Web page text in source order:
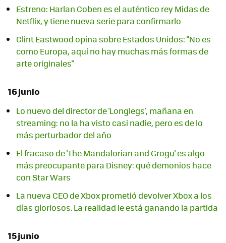
Estreno: Harlan Coben es el auténtico rey Midas de
Netflix, y tiene nueva serie para confirmarlo
Clint Eastwood opina sobre Estados Unidos: "No es
como Europa, aquí no hay muchas más formas de
arte originales"
16 junio
Lo nuevo del director de 'Longlegs', mañana en
streaming: no la ha visto casi nadie, pero es de lo
más perturbador del año
El fracaso de 'The Mandalorian and Grogu' es algo
más preocupante para Disney: qué demonios hace
con Star Wars
La nueva CEO de Xbox prometió devolver Xbox a los
días gloriosos. La realidad le está ganando la partida
15 junio